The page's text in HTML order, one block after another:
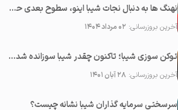
نهنگ ها به دنبال نجات شیبا اینو، سطوح بعدی حمایت و مقاومت کدام اند؟
آخرین بروزرسانی: ۰۲ مرداد ۱۴۰۴
توکن سوزی شیبا؛ تاکنون چقدر شیبا سوزانده شده است؟
آخرین بروزرسانی:۲۸ آبان ۱۴۰۱
سرسختی سرمایه گذاران شیبا نشانه چیست؟